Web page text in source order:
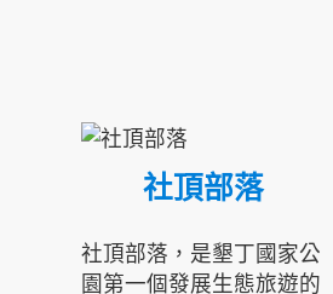
社頂部落
社頂部落，是墾丁國家公
園第一個發展生態旅遊的